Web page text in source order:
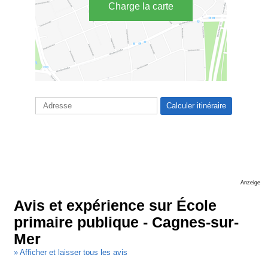
Charge la carte
Anzeige
Avis et expérience sur École
primaire publique - Cagnes-sur-
Mer
» Afficher et laisser tous les avis